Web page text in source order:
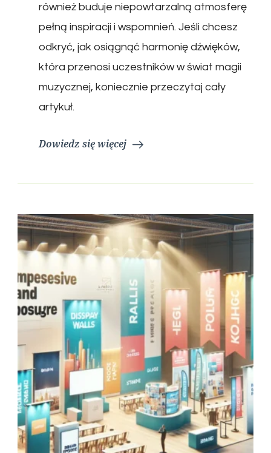
również buduje niepowtarzalną atmosferę
pełną inspiracji i wspomnień. Jeśli chcesz
odkryć, jak osiągnąć harmonię dźwięków,
która przenosi uczestników w świat magii
muzycznej, koniecznie przeczytaj cały
artykuł.
Dowiedz się więcej